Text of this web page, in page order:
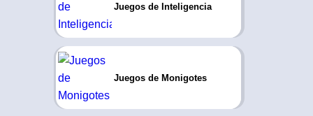
Juegos de Inteligencia
Juegos de Monigotes